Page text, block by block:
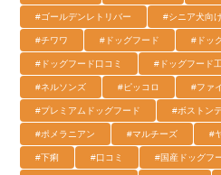
#ゴールデンレトリバー #シニア犬向
#チワワ #ドッグフード #ドッ
#ドッグフード口コミ #ドッグフード
#ネルソンズ #ピッコロ #ファ
#プレミアムドッグフード #ボストン
#ポメラニアン #マルチーズ #
#下痢 #口コミ #国産ドッグフ